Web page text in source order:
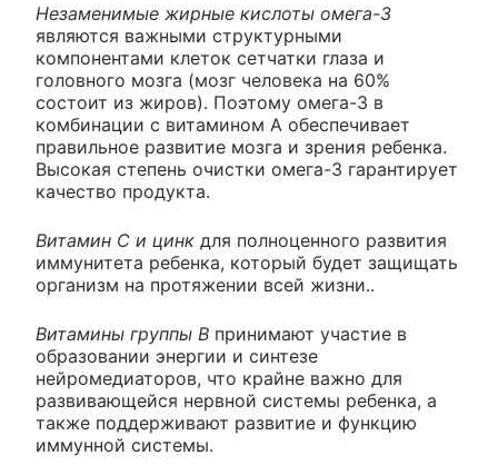
Незаменимые жирные кислоты омега-3
являются важными структурными
компонентами клеток сетчатки глаза и
головного мозга (мозг человека на 60%
состоит из жиров). Поэтому омега-3 в
комбинации с витамином А обеспечивает
правильное развитие мозга и зрения ребенка.
Высокая степень очистки омега-3 гарантирует
качество продукта.
Витамин С и цинк для полноценного развития
иммунитета ребенка, который будет защищать
организм на протяжении всей жизни..
Витамины группы В принимают участие в
образовании энергии и синтезе
нейромедиаторов, что крайне важно для
развивающейся нервной системы ребенка, а
также поддерживают развитие и функцию
иммунной системы.